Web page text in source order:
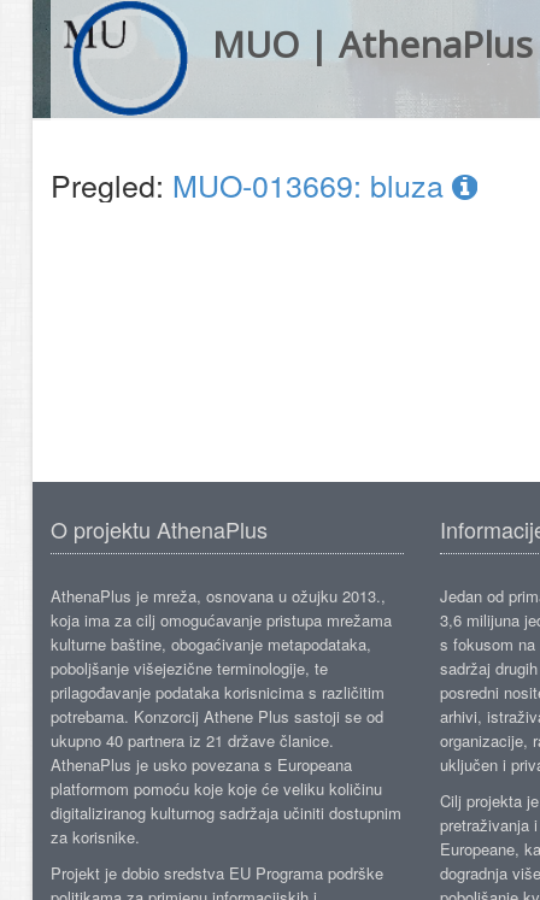
MUO | AthenaPlus
Pregled: MUO-013669: bluza
O projektu AthenaPlus
AthenaPlus je mreža, osnovana u ožujku 2013.,
koja ima za cilj omogućavanje pristupa mrežama
kulturne baštine, obogaćivanje metapodataka,
poboljšanje višejezične terminologije, te
prilagođavanje podataka korisnicima s različitim
potrebama. Konzorcij Athene Plus sastoji se od
ukupno 40 partnera iz 21 države članice.
AthenaPlus je usko povezana s Europeana
platformom pomoću koje koje će veliku količinu
digitaliziranog kulturnog sadržaja učiniti dostupnim
za korisnike.
Projekt je dobio sredstva EU Programa podrške
Jedan od
3,6 milijuna
s fokusom
sadržaj
posredni
arhivi,
organizacije,
uključen i
Cilj projekta
pretraživanja
Europeane,
dogradnja